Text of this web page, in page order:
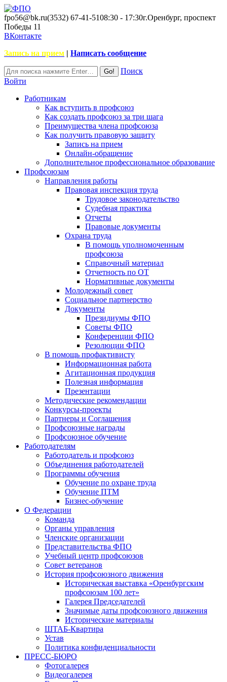
fpo56@bk.ru(3532) 67-41-5108:30 - 17:30г.Оренбург, проспект
Победы 11
ВКонтакте
Запись на прием | Написать сообщение
Поиск
Войти
Работникам
Как вступить в профсоюз
Как создать профсоюз за три шага
Преимущества члена профсоюза
Как получить правовую защиту
Запись на прием
Онлайн-обращение
Дополнительное профессиональное образование
Профсоюзам
Направления работы
Правовая инспекция труда
Трудовое законодательство
Судебная практика
Отчеты
Правовые документы
Охрана труда
В помощь уполномоченным
профсоюза
Справочный материал
Отчетность по ОТ
Нормативные документы
Молодежный совет
Социальное партнерство
Документы
Президиумы ФПО
Советы ФПО
Конференции ФПО
Резолюции ФПО
В помощь профактивисту
Информационная работа
Агитационная продукция
Полезная информация
Презентации
Методические рекомендации
Конкурсы-проекты
Партнеры и Соглашения
Профсоюзные награды
Профсоюзное обучение
Работодателям
Работодатель и профсоюз
Объединения работодателей
Программы обучения
Обучение по охране труда
Обучение ПТМ
Бизнес-обучение
О Федерации
Команда
Органы управления
Членские организации
Представительства ФПО
Учебный центр профсоюзов
Совет ветеранов
История профсоюзного движения
Историческая выставка «Оренбургским
профсоюзам 100 лет»
Галерея Председателей
Значимые даты профсоюзного движения
Исторические материалы
ШТАБ-Квартира
Устав
Политика конфиденциальности
ПРЕСС-БЮРО
Фотогалерея
Видеогалерея